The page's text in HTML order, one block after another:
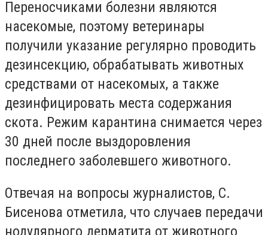
Переносчиками болезни являются
насекомые, поэтому ветеринары
получили указание регулярно проводить
дезинсекцию, обрабатывать животных
средствами от насекомых, а также
дезинфицировать места содержания
скота. Режим карантина снимается через
30 дней после выздоровления
последнего заболевшего животного.
Отвечая на вопросы журналистов, С.
Бисенова отметила, что случаев передачи
нодулярного дерматита от животного